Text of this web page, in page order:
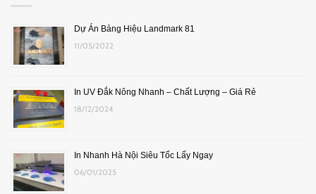
Dự Án Bảng Hiệu Landmark 81
11/05/2022
In UV Đắk Nông Nhanh – Chất Lượng – Giá Rẻ
18/12/2024
In Nhanh Hà Nội Siêu Tốc Lấy Ngay
06/01/2025